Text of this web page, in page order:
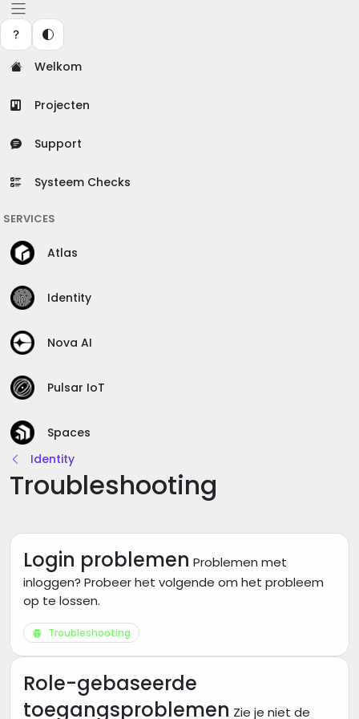
Welkom
Projecten
Support
Systeem Checks
SERVICES
Atlas
Identity
Nova AI
Pulsar IoT
Spaces
Identity
Troubleshooting
Login problemen Problemen met
inloggen? Probeer het volgende om het probleem
op te lossen.
Troubleshooting
Role-gebaseerde
toegangsproblemen Zie je niet de